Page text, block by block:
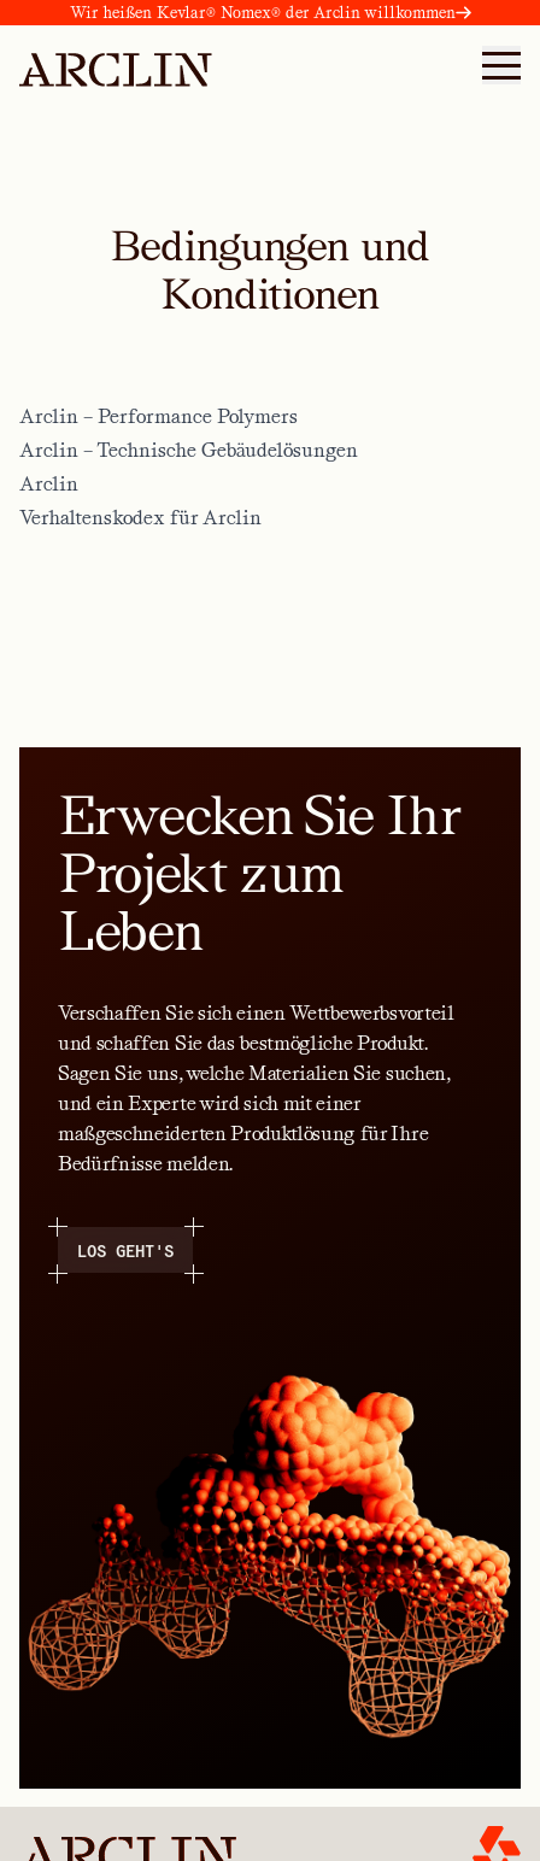
Wir heißen Kevlar® Nomex® der Arclin willkommen
Bedingungen und
Konditionen
Arclin – Performance Polymers
Arclin – Technische Gebäudelösungen
Arclin
Verhaltenskodex für Arclin
Erwecken Sie Ihr
Projekt zum
Leben
Verschaffen Sie sich einen Wettbewerbsvorteil
und schaffen Sie das bestmögliche Produkt.
Sagen Sie uns, welche Materialien Sie suchen,
und ein Experte wird sich mit einer
maßgeschneiderten Produktlösung für Ihre
Bedürfnisse melden.
LOS GEHT'S